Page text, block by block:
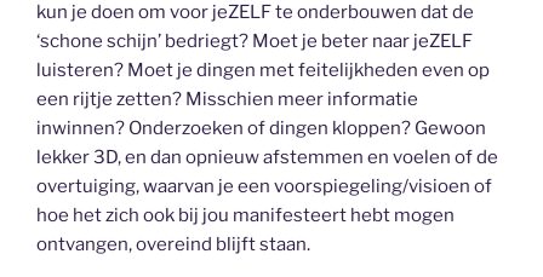
kun je doen om voor jeZELF te onderbouwen dat de
‘schone schijn’ bedriegt? Moet je beter naar jeZELF
luisteren? Moet je dingen met feitelijkheden even op
een rijtje zetten? Misschien meer informatie
inwinnen? Onderzoeken of dingen kloppen? Gewoon
lekker 3D, en dan opnieuw afstemmen en voelen of de
overtuiging, waarvan je een voorspiegeling/visioen of
hoe het zich ook bij jou manifesteert hebt mogen
ontvangen, overeind blijft staan.